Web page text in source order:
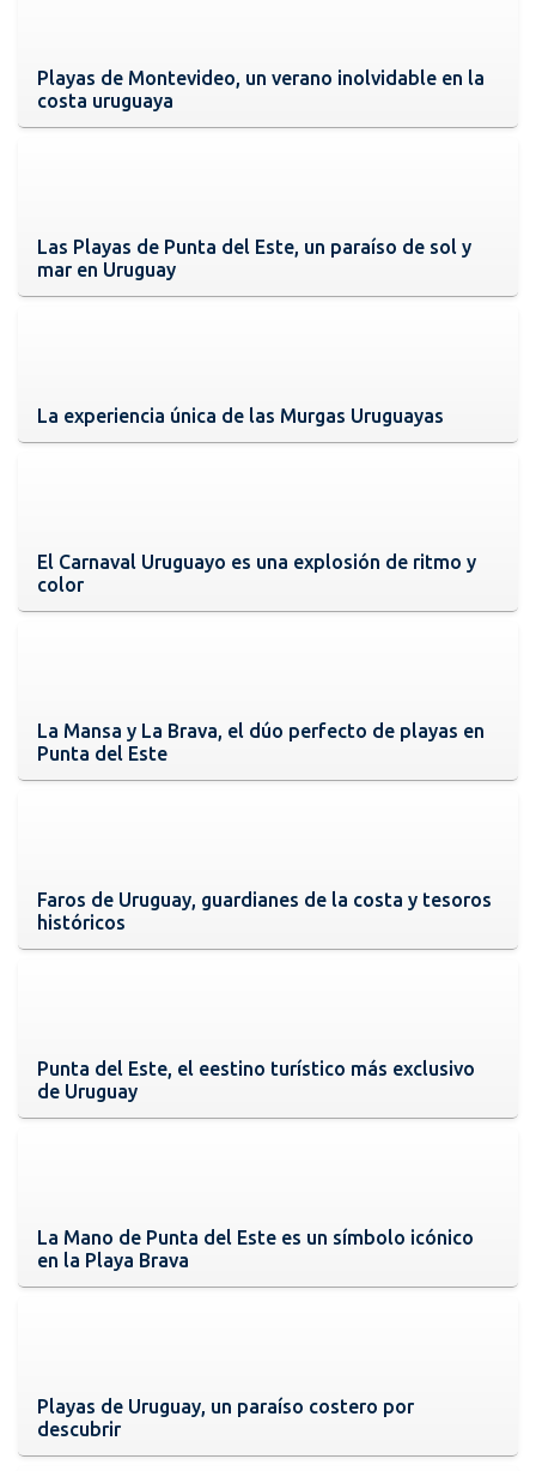
Playas de Montevideo, un verano inolvidable en la
costa uruguaya
Las Playas de Punta del Este, un paraíso de sol y
mar en Uruguay
La experiencia única de las Murgas Uruguayas
El Carnaval Uruguayo es una explosión de ritmo y
color
La Mansa y La Brava, el dúo perfecto de playas en
Punta del Este
Faros de Uruguay, guardianes de la costa y tesoros
históricos
Punta del Este, el eestino turístico más exclusivo
de Uruguay
La Mano de Punta del Este es un símbolo icónico
en la Playa Brava
Playas de Uruguay, un paraíso costero por
descubrir